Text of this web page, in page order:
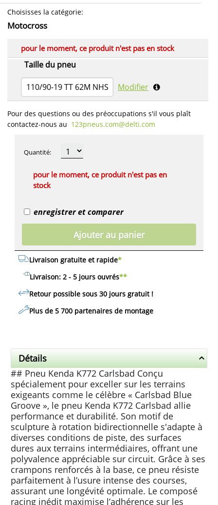
Choisisses la catégorie:
Motocross
Taille du pneu
110/90-19 TT 62M NHS Modifier
pour le moment, ce produit n'est pas en stock
Pour des questions ou des préoccupations s'il vous plaît
contactez-nous au 123pneus.com​@delti.com
pour le moment, ce produit n'est pas en
stock
Livraison gratuite et rapide*
Livraison: 2 - 5 jours ouvrés**
Retour possible sous 30 jours gratuit!
Plus de 5 700 partenaires de montage
Quantité:
enregistrer et comparer
Ajouter au panier
Détails
## Pneu Kenda K772 Carlsbad Conçu
spécialement pour exceller sur les terrains
exigeants comme le célèbre « Carlsbad Blue
Groove », le pneu Kenda K772 Carlsbad allie
performance et durabilité. Son motif de
sculpture à rotation bidirectionnelle s'adapte à
diverses conditions de piste, des surfaces
dures aux terrains intermédiaires, offrant une
polyvalence appréciable sur circuit. Grâce à ses
crampons renforcés à la base, ce pneu résiste
parfaitement à l’usure intense des courses,
assurant une longévité optimale. Le composé
racing inédit maximise l’adhérence sur les